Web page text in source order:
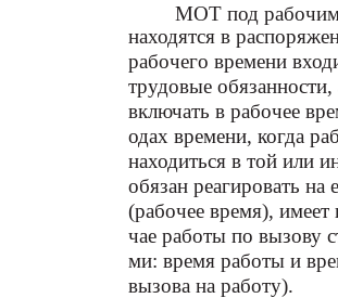
МОТ под рабочим
находятся в
рабочего времени
трудовые
включать в рабочее
одах времени, когда
находиться в той или
обязан реагировать
(рабочее время),
чае работы по вызову
ми: время работы и
вызова на работу).